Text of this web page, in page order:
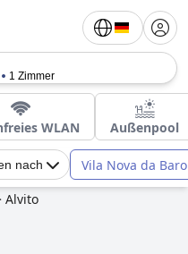
1 Zimmer
WLAN Außenpool
nach Vila Nova da
Alvito